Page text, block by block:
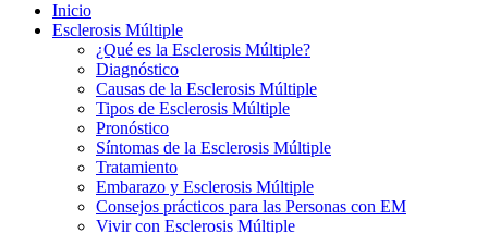
Inicio
Esclerosis Múltiple
¿Qué es la Esclerosis Múltiple?
Diagnóstico
Causas de la Esclerosis Múltiple
Tipos de Esclerosis Múltiple
Pronóstico
Síntomas de la Esclerosis Múltiple
Tratamiento
Embarazo y Esclerosis Múltiple
Consejos prácticos para las Personas con EM
Vivir con Esclerosis Múltiple